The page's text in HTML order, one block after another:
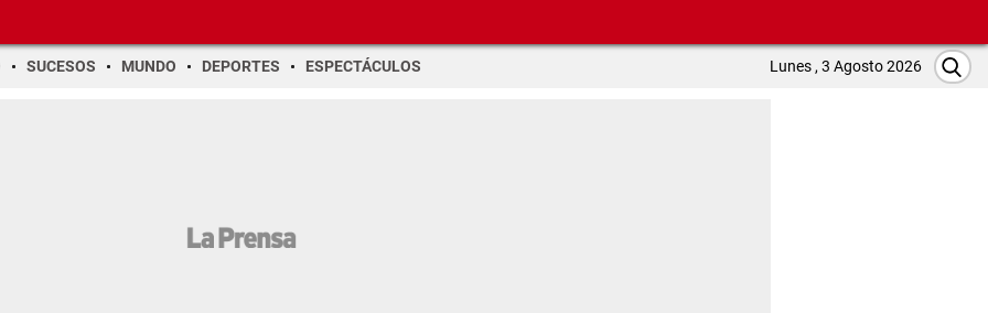
SUCESOS MUNDO DEPORTES ESPECTÁCULOS Lunes , 3 Agosto 2026